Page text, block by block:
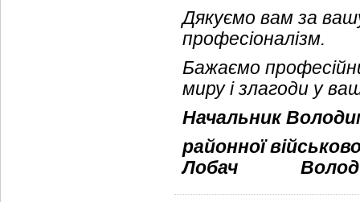
Дякуємо вам за
професіоналізм.
Бажаємо
миру і злагоди у
Начальник
районної
Лобач